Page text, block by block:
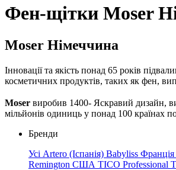
Фен-щітки Moser
Moser Німеччина
Інновації та якість понад 65 років
косметичних продуктів, таких як фен,
Moser виробив 1400- Яскравий дизайн,
мільйонів одиниць у понад 100 країнах
Бренди
Усі Artero (Іспанія) Babyliss Франція
Remington США TICO Professional